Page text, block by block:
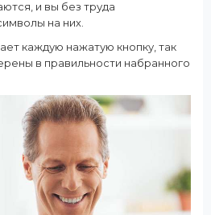
и вы без труда
на них.
каждую нажатую кнопку, так
в правильности набранного